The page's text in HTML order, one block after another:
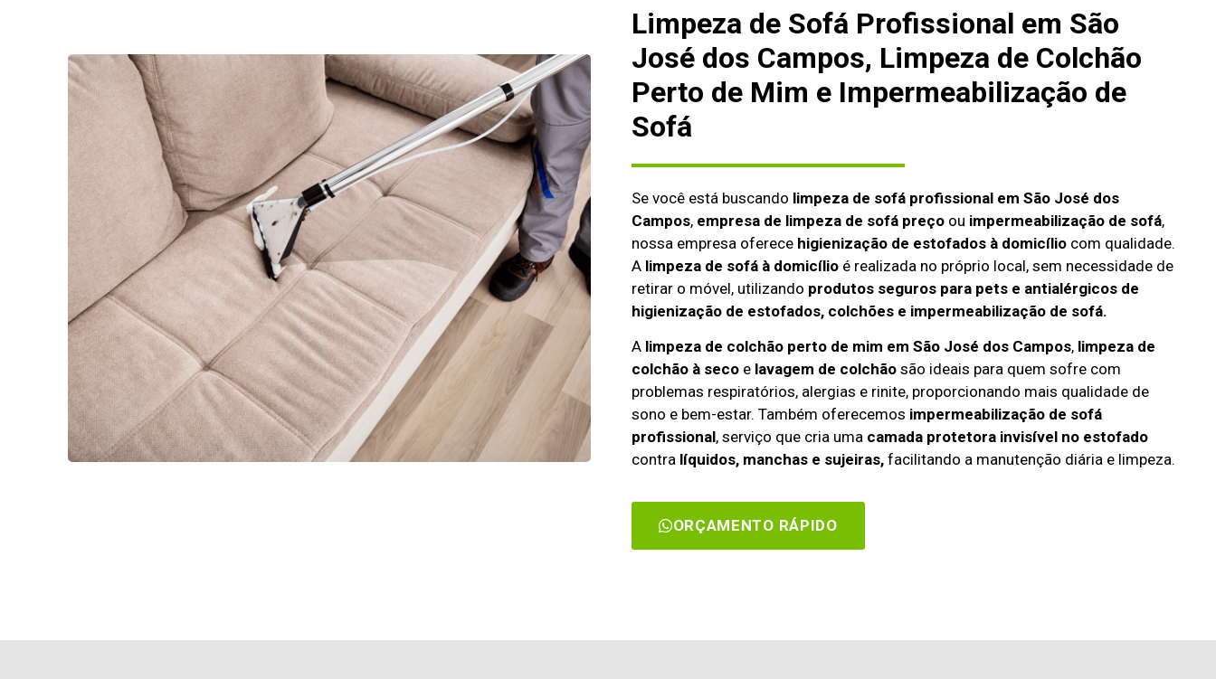
Limpeza de Sofá Profissional em São
José dos Campos, Limpeza de Colchão
Perto de Mim e Impermeabilização de
Sofá
Se você está buscando limpeza de sofá profissional em São José dos
Campos, empresa de limpeza de sofá preçoou impermeabilização de sofá,
nossa empresa oferece higienização de estofados à domicíliocom qualidade.
A limpeza de sofá à domicílioé realizada no próprio local, sem necessidade de
retirar o móvel, utilizando produtos seguros para pets e antialérgicos de
higienização de estofados, colchões e impermeabilização de sofá.
A limpeza de colchão perto de mim em São José dos Campos, limpeza de
colchão à secoe lavagem de colchãosão ideais para quem sofre com
problemas respiratórios, alergias e rinite, proporcionando mais qualidade de
sono e bem-estar. Também oferecemos impermeabilização de sofá
profissional, serviço que cria uma camada protetora invisível no estofado
contra líquidos, manchas e sujeiras,facilitando a manutenção diária e limpeza.
ORÇAMENTO RÁPIDO